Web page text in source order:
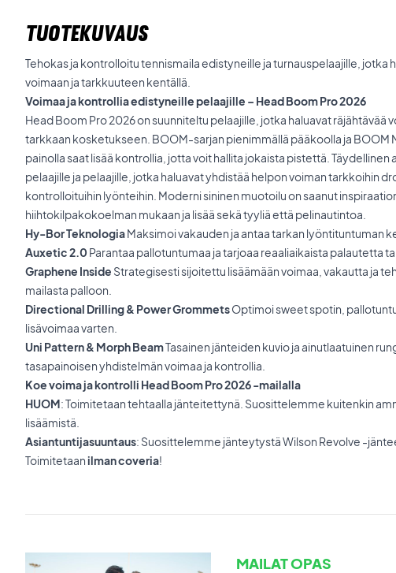
TUOTEKUVAUS
Tehokas ja kontrolloitu tennismaila edistyneille ja turnauspelaajille, jotka
voimaan ja tarkkuuteen kentällä.
Voimaa ja kontrollia edistyneille pelaajille – Head Boom Pro 2026
Head Boom Pro 2026 on suunniteltu pelaajille, jotka haluavat räjähtävää
tarkkaan kosketukseen. BOOM-sarjan pienimmällä pääkoolla ja BOOM
painolla saat lisää kontrollia, jotta voit hallita jokaista pistettä. Täydellinen
pelaajille ja pelaajille, jotka haluavat yhdistää helpon voiman tarkkoihin
kontrolloituihin lyönteihin. Moderni sininen muotoilu on saanut
hiihtokilpakokoelman mukaan ja lisää sekä tyyliä että pelinautintoa.
Hy-Bor TeknologiaMaksimoi vakauden ja antaa tarkan lyöntituntuman
Auxetic 2.0Parantaa pallotuntumaa ja tarjoaa reaaliaikaista palautetta
Graphene Inside Strategisesti sijoitettu lisäämään voimaa, vakautta ja
mailasta palloon.
Directional Drilling & Power GrommetsOptimoi sweet spotin,
lisävoimaa varten.
Uni Pattern & Morph BeamTasainen jänteiden kuvio ja ainutlaatuinen
tasapainoisen yhdistelmän voimaa ja kontrollia.
Koe voima ja kontrolli Head Boom Pro 2026 -mailalla
HUOM: Toimitetaan tehtaalla jänteitettynä. Suosittelemme kuitenkin
lisäämistä.
Asiantuntijasuuntaus: Suosittelemme jänteytystä Wilson Revolve -
Toimitetaanilman coveria!
MAILAT OPAS